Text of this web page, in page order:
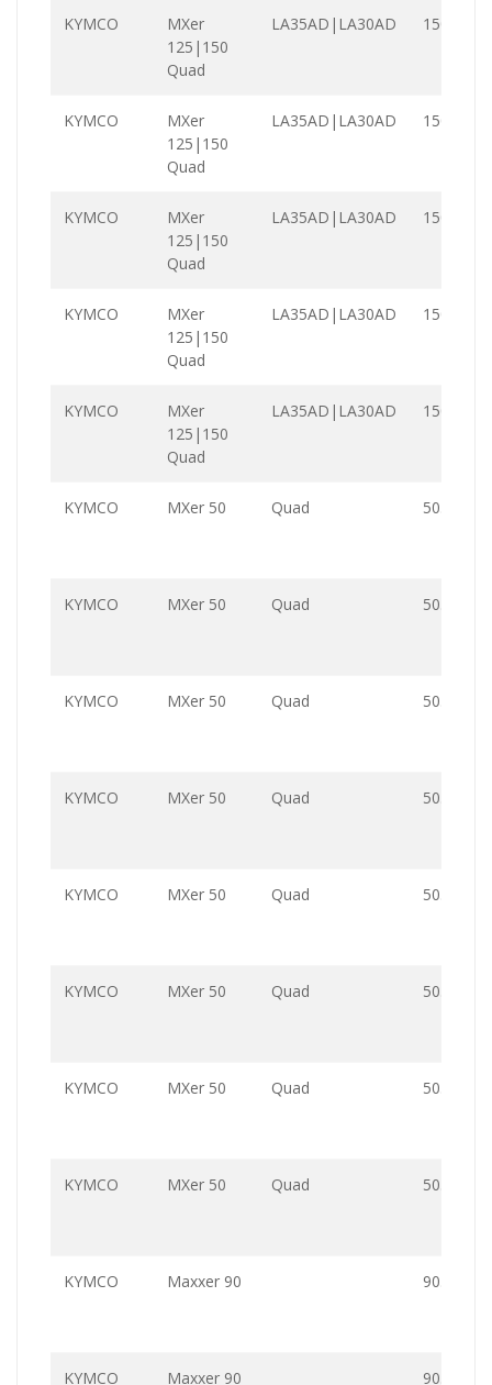
KYMCO
MXer
125|150
Quad
LA35AD|LA30AD 150.0
KYMCO
MXer
125|150
Quad
LA35AD|LA30AD 150.0
KYMCO
MXer
125|150
Quad
LA35AD|LA30AD 150.0
KYMCO
MXer
125|150
Quad
LA35AD|LA30AD 150.0
KYMCO
MXer
125|150
Quad
LA35AD|LA30AD 150.0
KYMCO MXer 50 Quad 50.0
KYMCO MXer 50 Quad 50.0
KYMCO MXer 50 Quad 50.0
KYMCO MXer 50 Quad 50.0
KYMCO MXer 50 Quad 50.0
KYMCO MXer 50 Quad 50.0
KYMCO MXer 50 Quad 50.0
KYMCO MXer 50 Quad 50.0
KYMCO Maxxer 90 90.0
KYMCO Maxxer 90 90.0